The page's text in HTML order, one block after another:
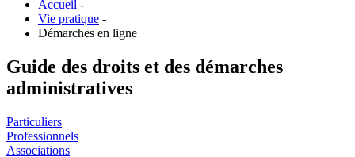
Accueil -
Vie pratique -
Démarches en ligne
Guide des droits et des démarches
administratives
Particuliers
Professionnels
Associations